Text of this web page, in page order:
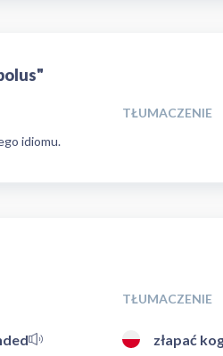
TŁUMACZENIE
idiomu.
TŁUMACZENIE
złapać